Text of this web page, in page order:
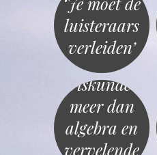
luisteraars
verleiden’
‘Wiskunde is
meer dan
algebra en
vervelende